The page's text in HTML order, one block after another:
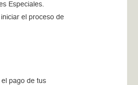
Especiales.
el proceso de
pago de tus